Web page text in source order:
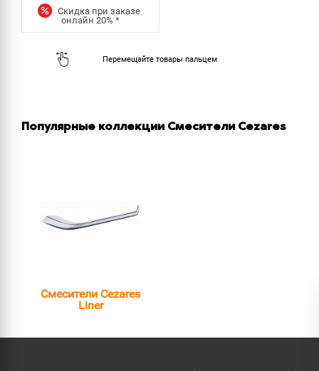
Скидка при заказе
онлайн20%*
Популярные коллекции Смесители Cezares
Смесители Cezares
Liner